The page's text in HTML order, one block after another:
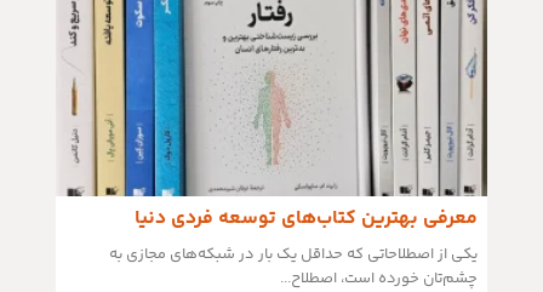
معرفی بهترین کتاب‌های توسعه فردی دنیا
یکی از اصطلاحاتی که حداقل یک بار در شبکه‌های مجازی به
چشم‌تان خورده است، اصطلاح...